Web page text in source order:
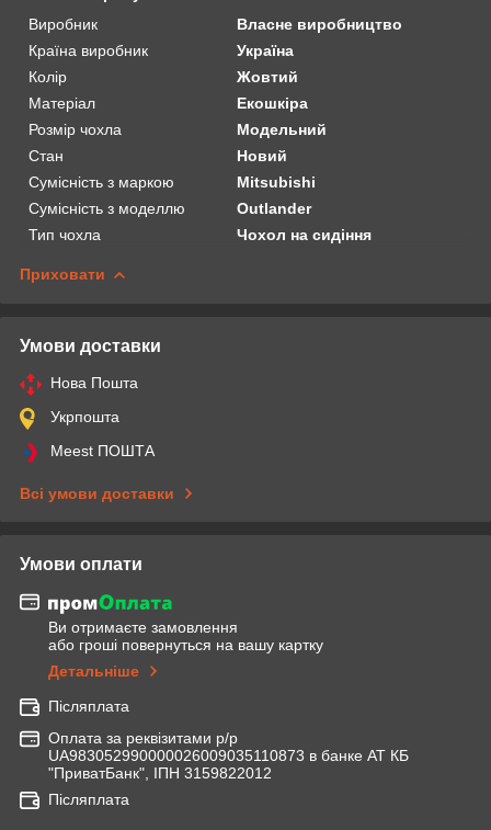
Виробник
Власне виробництво
Країна виробник
Україна
Колір
Жовтий
Матеріал
Екошкіра
Розмір чохла
Модельний
Стан
Новий
Сумісність з маркою
Mitsubishi
Сумісність з моделлю
Outlander
Тип чохла
Чохол на сидіння
Приховати
Умови доставки
Нова Пошта
Укрпошта
Meest ПОШТА
Всі умови доставки
Умови оплати
Ви отримаєте замовлення
або гроші повернуться на вашу картку
Детальніше
Післяплата
Оплата за реквізитами р/р
UA983052990000026009035110873 в банке АТ КБ
"ПриватБанк", ІПН 3159822012
Післяплата